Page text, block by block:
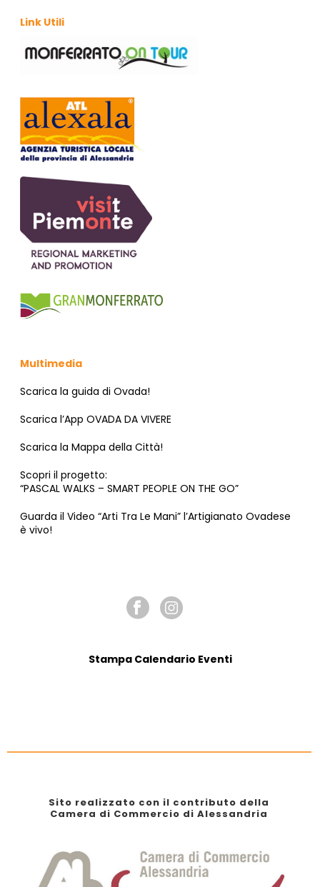
Link Utili
Multimedia
Scarica la guida di Ovada!
Scarica l’App OVADA DA VIVERE
Scarica la Mappa della Città!
Scopri il progetto:
“PASCAL WALKS – SMART PEOPLE ON THE GO”
Guarda il Video “Arti Tra Le Mani” l’Artigianato Ovadese
è vivo!
Stampa Calendario Eventi
Sito realizzato con il contributo della
Camera di Commercio di Alessandria